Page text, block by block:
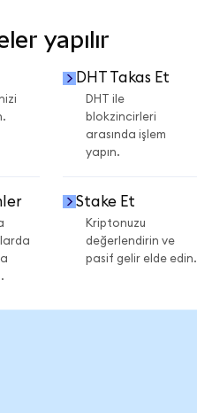
yapılır
DHT Takas Et
DHT ile
blokzincirleri
arasında işlem
yapın.
Stake Et
Kriptonuzu
değerlendirin ve
pasif gelir elde edin.